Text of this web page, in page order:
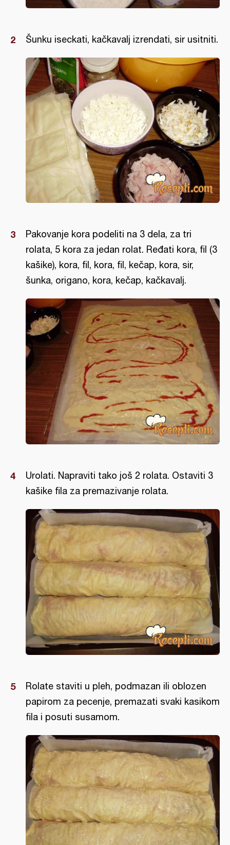
Šunku iseckati, kačkavalj izrendati, sir usitniti.
Pakovanje kora podeliti na 3 dela, za tri
rolata, 5 kora za jedan rolat. Ređati kora, fil (3
kašike), kora, fil, kora, fil, kečap, kora, sir,
šunka, origano, kora, kečap, kačkavalj.
Urolati. Napraviti tako još 2 rolata. Ostaviti 3
kašike fila za premazivanje rolata.
Rolate staviti u pleh, podmazan ili oblozen
papirom za pecenje, premazati svaki kasikom
fila i posuti susamom.